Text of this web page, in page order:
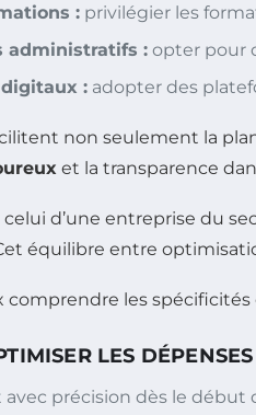
: privilégier les
administratifs : opter pour
: adopter des
non seulement la
et la transparence
d’une entreprise du
équilibre entre
comprendre les
LES
précision dès le début